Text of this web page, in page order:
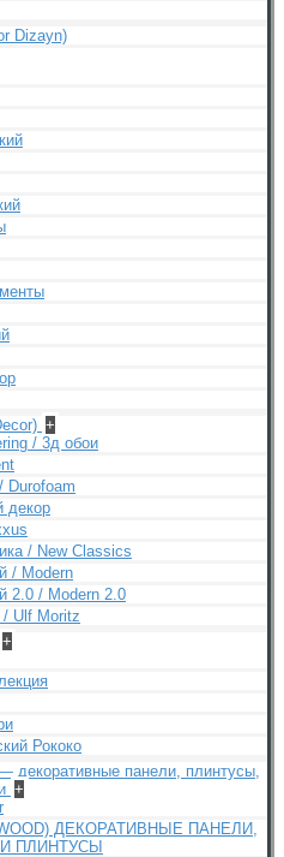
Dizayn)
+
/ 3д обои
декор
/ New Classics
/ Modern
2.0 / Modern 2.0
Ulf Moritz
+
Рококо
декоративные панели, плинтусы,
+
ДЕКОРАТИВНЫЕ ПАНЕЛИ,
ПЛИНТУСЫ